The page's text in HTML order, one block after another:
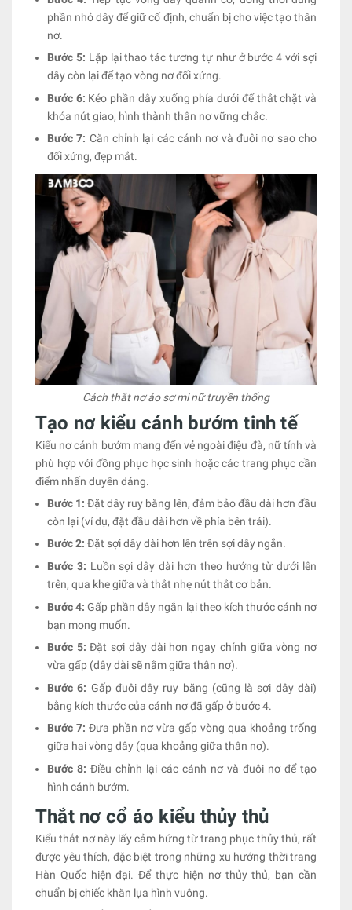
phần nhỏ dây để giữ cố định, chuẩn bị cho việc tạo thân
nơ.
Bước 5: Lặp lại thao tác tương tự như ở bước 4 với sợi
dây còn lại để tạo vòng nơ đối xứng.
Bước 6: Kéo phần dây xuống phía dưới để thắt chặt và
khóa nút giao, hình thành thân nơ vững chắc.
Bước 7: Căn chỉnh lại các cánh nơ và đuôi nơ sao cho
đối xứng, đẹp mắt.
Cách thắt nơ áo sơ mi nữ truyền thống
Tạo nơ kiểu cánh bướm tinh tế
Kiểu nơ cánh bướm mang đến vẻ ngoài điệu đà, nữ tính và
phù hợp với đồng phục học sinh hoặc các trang phục cần
điểm nhấn duyên dáng.
Bước 1: Đặt dây ruy băng lên, đảm bảo đầu dài hơn đầu
còn lại (ví dụ, đặt đầu dài hơn về phía bên trái).
Bước 2: Đặt sợi dây dài hơn lên trên sợi dây ngắn.
Bước 3: Luồn sợi dây dài hơn theo hướng từ dưới lên
trên, qua khe giữa và thắt nhẹ nút thắt cơ bản.
Bước 4:Gấp phần dây ngắn lại theo kích thước cánh nơ
bạn mong muốn.
Bước 5:Đặt sợi dây dài hơn ngay chính giữa vòng nơ
vừa gấp (dây dài sẽ nằm giữa thân nơ).
Bước 6: Gấp đuôi dây ruy băng (cũng là sợi dây dài)
bằng kích thước của cánh nơ đã gấp ở bước 4.
Bước 7: Đưa phần nơ vừa gấp vòng qua khoảng trống
giữa hai vòng dây (qua khoảng giữa thân nơ).
Bước 8: Điều chỉnh lại các cánh nơ và đuôi nơ để tạo
hình cánh bướm.
Thắt nơ cổ áo kiểu thủy thủ
Kiểu thắt nơ này lấy cảm hứng từ trang phục thủy thủ, rất
được yêu thích, đặc biệt trong những xu hướng thời trang
Hàn Quốc hiện đại. Để thực hiện nơ thủy thủ, bạn cần
chuẩn bị chiếc khăn lụa hình vuông.